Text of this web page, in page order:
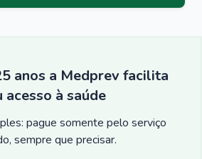
anos a Medprev facilita
acesso à saúde
pague somente pelo serviço
sempre que precisar.